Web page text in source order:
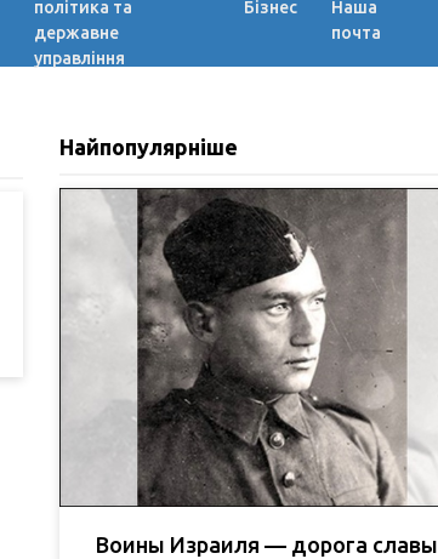
політика та
державне
управління
Бізнес
Наша
почта
Найпопулярніше
Воины Израиля — дорога славы